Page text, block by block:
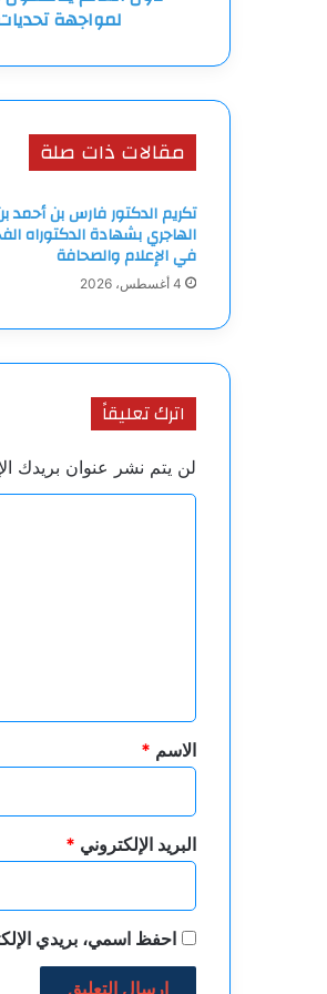
لمواجهة
أسواق
العمل
لمواجهة
مقالات ذات صلة
تكريم الدكتور فارس بن أحمد
الهاجري بشهادة الدكتوراه
في الإعلام والصحافة
4 أغسطس، 2026
اترك تعليقاً
لن يتم نشر عنوان بريدك
*
الاسم *
البريد الإلكتروني *
احفظ اسمي، بريدي